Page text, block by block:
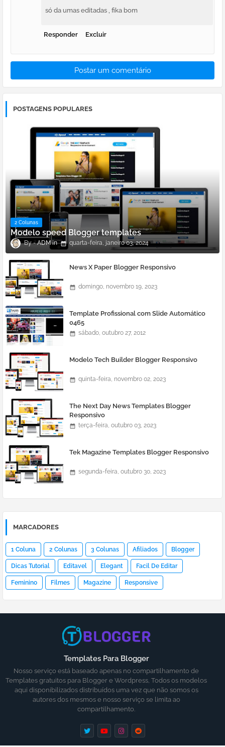
só da umas editadas , fika bom
Responder Excluir
Postar um comentário
POSTAGENS POPULARES
2 Colunas
Modelo speed Blogger templates
ADM quarta-feira, janeiro 03, 2024
News X Paper Blogger Responsivo
domingo, novembro 19, 2023
Template Profissional com Slide Automático
0465
sábado, outubro 27, 2012
Modelo Tech Builder Blogger Responsivo
quinta-feira, novembro 02, 2023
The Next Day News Templates Blogger
Responsivo
terça-feira, outubro 03, 2023
Tek Magazine Templates Blogger Responsivo
segunda-feira, outubro 30, 2023
MARCADORES
1 Coluna 2 Colunas 3 Colunas Afiliados Blogger
Dicas Tutorial Editavel Elegant Facil De Editar
Feminino Filmes Magazine Responsive
Templates Para Blogger
Nosso serviço está baseado apenas no compartilhamento de
Templates gratuitos para Blogger e Wordpress, Todos os modelos
aqui disponibilizados distribuídos uma vez que não somos os
autores dos mesmos e nosso serviço se limita ao
compartilhamento.